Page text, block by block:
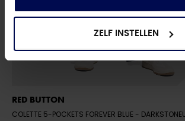
ZELF INSTELLEN
RED BUTTON
COLETTE 5-POCKETS FOREVER BLUE -